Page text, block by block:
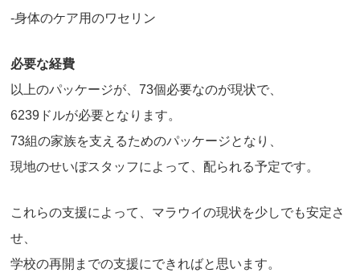
-身体のケア用のワセリン
必要な経費
以上のパッケージが、73個必要なのが現状で、
6239ドルが必要となります。
73組の家族を支えるためのパッケージとなり、
現地のせいぼスタッフによって、配られる予定です。
これらの支援によって、マラウイの現状を少しでも安定さ
せ、
学校の再開までの支援にできればと思います。